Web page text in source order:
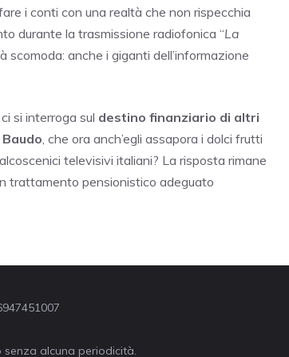
i conti con una realtà che non rispecchia
durante la trasmissione radiofonica “La
anche i giganti dell’informazione
si interroga sul destino finanziario di altri
, che ora anch’egli assapora i dolci frutti
televisivi italiani? La risposta rimane
trattamento pensionistico adeguato
alcuna periodicità.